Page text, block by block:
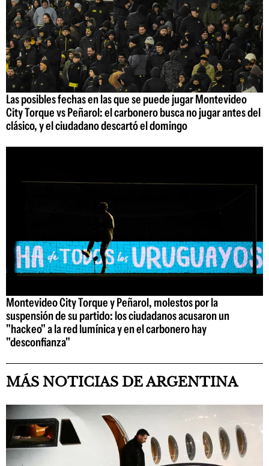
Las posibles fechas en las que se puede jugar Montevideo
City Torque vs Peñarol: el carbonero busca no jugar antes del
clásico, y el ciudadano descartó el domingo
Montevideo City Torque y Peñarol, molestos por la
suspensión de su partido: los ciudadanos acusaron un
"hackeo" a la red lumínica y en el carbonero hay
"desconfianza"
MÁS NOTICIAS DE ARGENTINA